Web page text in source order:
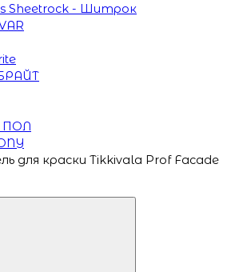
Sheetrock - Шитрок
ПОЛ
для краски Tikkivala Prof Facade